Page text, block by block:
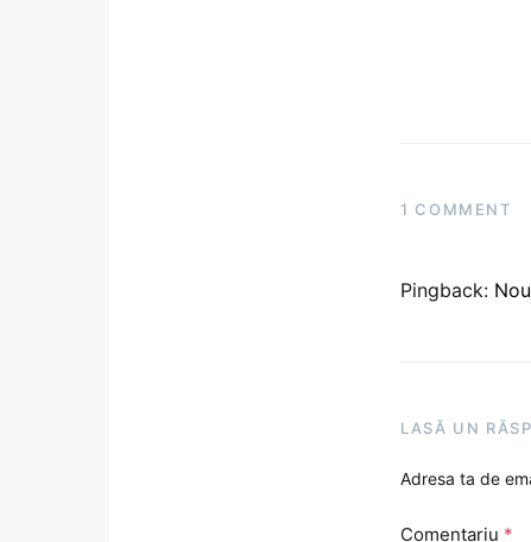
1 COMMENT
Pingback:
LASĂ UN
Adresa ta de
Comentariu *